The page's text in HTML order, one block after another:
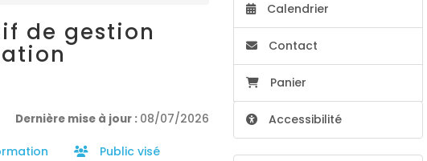
de gestion
Dernière mise à jour : 08/07/2026
Public visé
Calendrier
Contact
Panier
Accessibilité